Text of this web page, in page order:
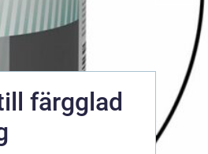
färgglad